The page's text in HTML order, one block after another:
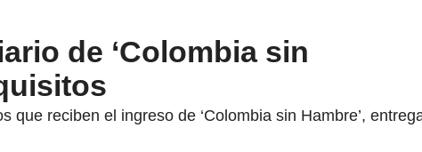
de ‘Colombia sin
reciben el ingreso de ‘Colombia sin Hambre’,